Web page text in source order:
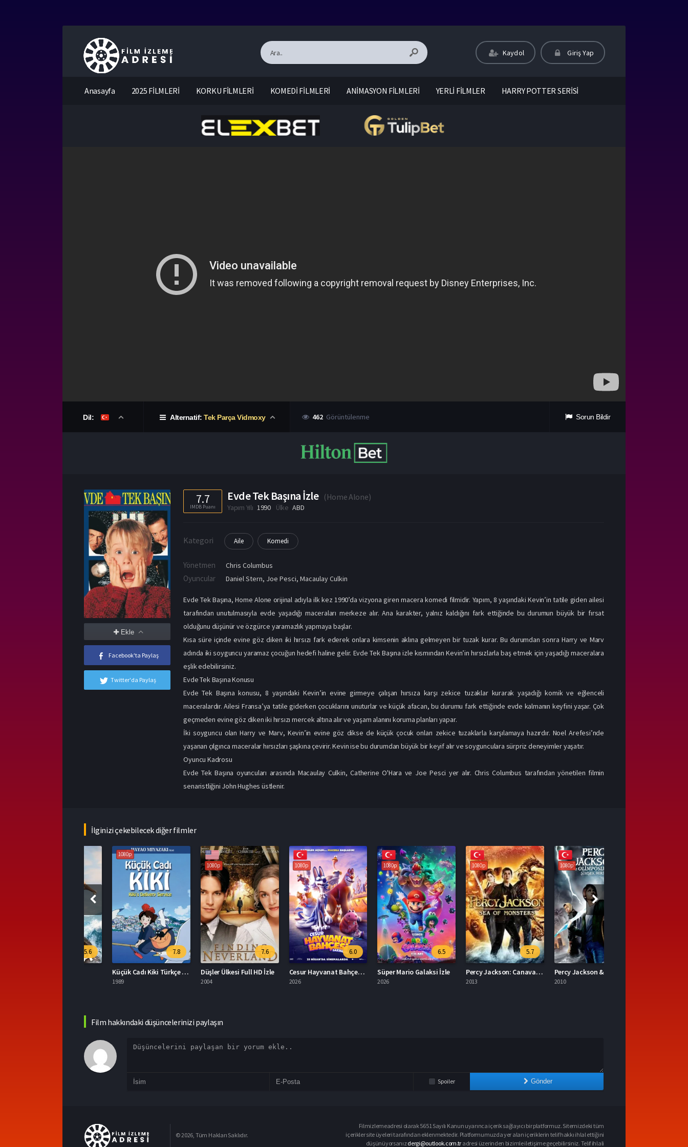
Kaydol Giriş Yap
Anasayfa 2025 FİLMLERİ KORKU FİLMLERİ KOMEDİ FİLMLERİ ANİMASYON FİLMLERİ YERLİ FİLMLER HARRY POTTER SERİSİ
Dil: Alternatif: Tek Parça Vidmoxy 462 Görüntülenme Sorun Bildir
Ekle
Facebook'ta Paylaş
Twitter'da Paylaş
7.7
IMDB Puanı
Evde Tek Başına İzle (Home Alone)
Yapım Yılı 1990 Ülke ABD
Kategori Aile Komedi
Yönetmen Chris Columbus
Oyuncular Daniel Stern, Joe Pesci,Macaulay Culkin
Evde Tek Başına, Home Alone orijinal adıyla ilk kez 1990’da vizyona giren macera komedi filmidir. Yapım, 8 yaşındaki Kevin’in tatile giden ailesi
tarafından unutulmasıyla evde yaşadığı maceraları merkeze alır. Ana karakter, yalnız kaldığını fark ettiğinde bu durumun büyük bir fırsat
olduğunu düşünür ve özgürce yaramazlık yapmaya başlar.
Kısa süre içinde evine göz diken iki hırsızı fark ederek onlara kimsenin aklına gelmeyen bir tuzak kurar. Bu durumdan sonra Harry ve Marv
adında iki soyguncu yaramaz çocuğun hedefi haline gelir. Evde Tek Başına izle kısmından Kevin’in hırsızlarla baş etmek için yaşadığı maceralara
eşlik edebilirsiniz.
Evde Tek Başına Konusu
Evde Tek Başına konusu, 8 yaşındaki Kevin’in evine girmeye çalışan hırsıza karşı zekice tuzaklar kurarak yaşadığı komik ve eğlenceli
maceralardır. Ailesi Fransa’ya tatile giderken çocuklarını unuturlar ve küçük afacan, bu durumu fark ettiğinde evde kalmanın keyfini yaşar. Çok
geçmeden evine göz diken iki hırsızı mercek altına alır ve yaşam alanını koruma planları yapar.
İki soyguncu olan Harry ve Marv, Kevin’in evine göz dikse de küçük çocuk onları zekice tuzaklarla karşılamaya hazırdır. Noel Arefesi’nde
yaşanan çılgınca maceralar hırsızları şaşkına çevirir. Kevin ise bu durumdan büyük bir keyif alır ve soygunculara sürpriz deneyimler yaşatır.
Oyuncu Kadrosu
Evde Tek Başına oyuncuları arasında Macaulay Culkin, Catherine O'Hara ve Joe Pesci yer alır. Chris Columbus tarafından yönetilen filmin
senaristliğini John Hughes üstlenir.
İlginizi çekebilecek diğer filmler
1080p
7.8
Küçük Cadı Kiki Türkçe Dublaj İzle
7.6
Düşler Ülkesi Full HD İzle
1080p
6.0
Cesur Hayvanat Bahçesi Sakinleri Full İzle
1080p
6.5
Süper Mario Galaksi İzle
1080p
5.7
Percy Jackson: Canavarlar Denizi Türkçe Dublaj İzle
1080p
5.9
Percy Jackson & Olimposlular: Şimşek Hırsızı 2010 İzle
Film hakkındaki düşüncelerinizi paylaşın
Spoiler Gönder
© 2026, Tüm Hakları Saklıdır.
Filmizlemeadresi olarak 5651 Sayılı Kanun uyarınca içerik sağlayıcı bir platformuz. Sitemizdeki tüm
içerikler site üyeleri tarafından eklenmektedir. Platformumuzda yer alan içeriklerin telif hakkı ihlal ettiğini
düşünüyorsanızdergi@outlook.com.tr adresi üzerinden bizimle iletişime geçebilirsiniz. Telif ihlali